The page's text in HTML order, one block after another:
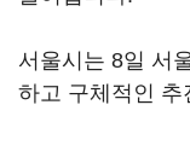
서울시는 8일 서
하고 구체적인 추